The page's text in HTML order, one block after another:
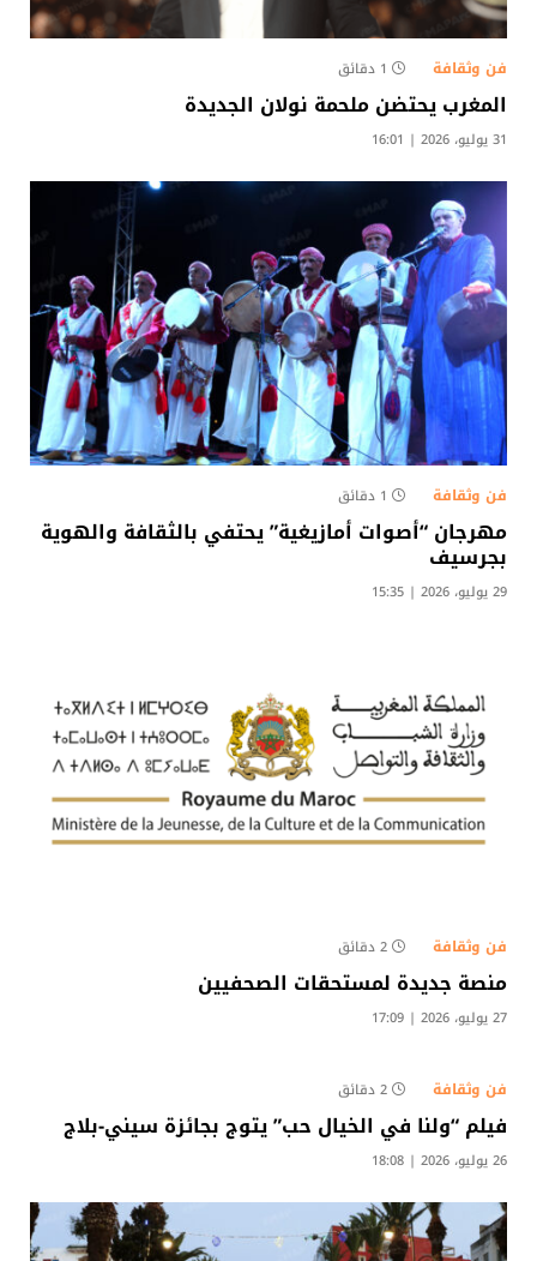
فن وثقافة 1 دقائق
المغرب يحتضن ملحمة نولان الجديدة
31 يوليو، 2026 | 16:01
فن وثقافة 1 دقائق
مهرجان “أصوات أمازيغية” يحتفي بالثقافة والهوية
بجرسيف
29 يوليو، 2026 | 15:35
فن وثقافة 2 دقائق
منصة جديدة لمستحقات الصحفيين
27 يوليو، 2026 | 17:09
فن وثقافة 2 دقائق
فيلم “ولنا في الخيال حب” يتوج بجائزة سيني-بلاج
26 يوليو، 2026 | 18:08